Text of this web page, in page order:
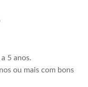
5 anos.
ou mais com bons